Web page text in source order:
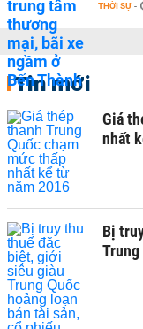
THỜI SỰ -
Tin mới
Giá
nhất
Bị
Trung